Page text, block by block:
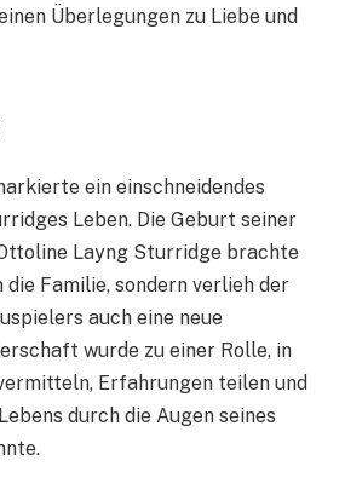
Überlegungen zu Liebe und
ein einschneidendes
Leben. Die Geburt seiner
Layng Sturridge brachte
die Familie, sondern verlieh der
auch eine neue
wurde zu einer Rolle, in
Erfahrungen teilen und
durch die Augen seines